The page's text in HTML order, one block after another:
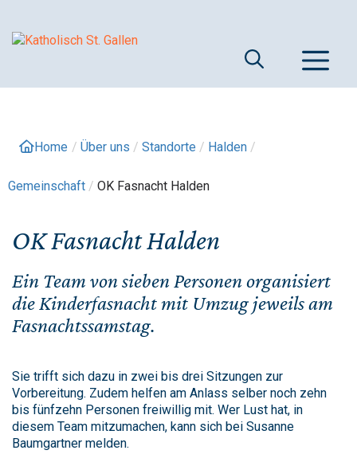
Inhalt
Home / Über uns / Standorte / Halden /
Gemeinschaft / OK Fasnacht Halden
OK Fasnacht Halden
Ein Team von sieben Personen organisiert
die Kinderfasnacht mit Umzug jeweils am
Fasnachtssamstag.
Sie trifft sich dazu in zwei bis drei Sitzungen zur
Vorbereitung. Zudem helfen am Anlass selber noch zehn
bis fünfzehn Personen freiwillig mit. Wer Lust hat, in
diesem Team mitzumachen, kann sich bei Susanne
Baumgartner melden.